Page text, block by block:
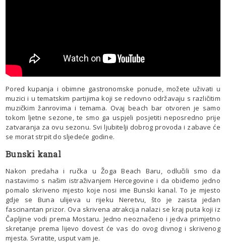
Pored kupanja i obimne gastronomske ponude, možete uživati u
muzici i u tematskim partijima koji se redovno održavaju s različitim
muzičkim žanrovima i temama. Ovaj beach bar otvoren je samo
tokom ljetne sezone, te smo ga uspjeli posjetiti neposredno prije
zatvaranja za ovu sezonu. Svi ljubitelji dobrog provoda i zabave će
se morat strpit do sljedeće godine.
Bunski kanal
Nakon predaha i ručka u Žoga Beach Baru, odlučili smo da
nastavimo s našim istraživanjem Hercegovine i da obiđemo jedno
pomalo skriveno mjesto koje nosi ime Bunski kanal. To je mjesto
gdje se Buna ulijeva u rijeku Neretvu, što je zaista jedan
fascinantan prizor. Ova skrivena atrakcija nalazi se kraj puta koji iz
Čapljine vodi prema Mostaru. Jedno neoznačeno i jedva primjetno
skretanje prema lijevo dovest će vas do ovog divnog i skrivenog
mjesta. Svratite, usput vam je.